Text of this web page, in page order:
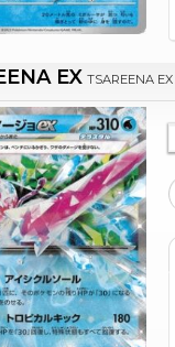
EX TSAREENA EX